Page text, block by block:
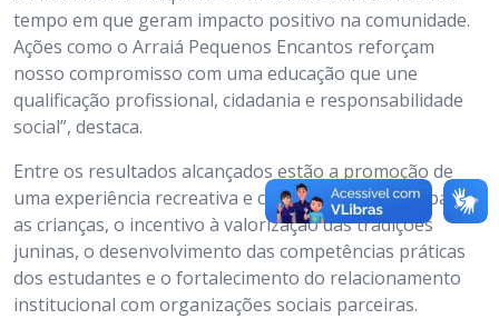
tempo em que geram impacto positivo na comunidade.
Ações como o Arraiá Pequenos Encantos reforçam
nosso compromisso com uma educação que une
qualificação profissional, cidadania e responsabilidade
social”, destaca.
Entre os resultados alcançados estão a promoção de
uma experiência recreativa e cultural significativa para
as crianças, o incentivo à valorização das tradições
juninas, o desenvolvimento das competências práticas
dos estudantes e o fortalecimento do relacionamento
institucional com organizações sociais parceiras.